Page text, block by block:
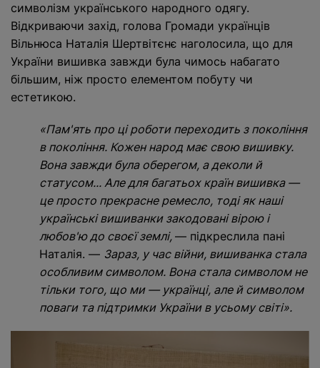
символізм українського народного одягу.
Відкриваючи захід, голова Громади українців
Вільнюса Наталія Шертвітєнє наголосила, що для
України вишивка завжди була чимось набагато
більшим, ніж просто елементом побуту чи
естетикою.
«Пам'ять про ці роботи переходить з покоління
в покоління. Кожен народ має свою вишивку.
Вона завжди була оберегом, а деколи й
статусом... Але для багатьох країн вишивка —
це просто прекрасне ремесло, тоді як наші
українські вишиванки закодовані вірою і
любов'ю до своєї землі, — підкреслила пані
Наталія. — Зараз, у час війни, вишиванка стала
особливим символом. Вона стала символом не
тільки того, що ми — українці, але й символом
поваги та підтримки України в усьому світі».